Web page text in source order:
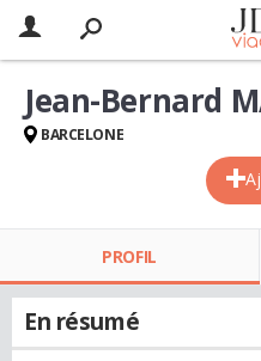
Jean-Bernard
BARCELONE
PROFIL
En résumé